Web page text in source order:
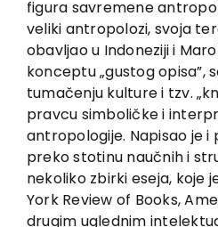
Contact
figura savremene
veliki antropolozi, svoja
obavljao u Indoneziji i
konceptu „gustog opisa”,
tumačenju kulture i tzv.
pravcu simboličke i
antropologije. Napisao je i
preko stotinu naučnih i
nekoliko zbirki eseja, koje
York Review of Books,
drugim uglednim